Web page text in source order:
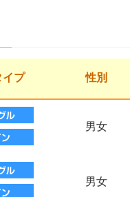
イプ 性別
男女
男女